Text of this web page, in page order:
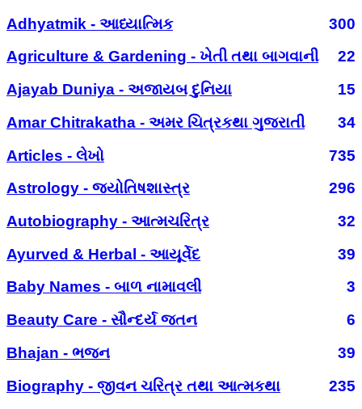
Adhyatmik - આધ્યાત્મિક
300
Agriculture & Gardening - ખેતી તથા બાગવાની
22
Ajayab Duniya - અજાયબ દુનિયા
15
Amar Chitrakatha - અમર ચિત્રકથા ગુજરાતી
34
Articles - લેખો
735
Astrology - જ્યોતિષશાસ્ત્ર
296
Autobiography - આત્મચરિત્ર
32
Ayurved & Herbal - આયૂર્વેદ
39
Baby Names - બાળ નામાવલી
3
Beauty Care - સૌન્દર્ય જતન
6
Bhajan - ભજન
39
Biography - જીવન ચરિત્ર તથા આત્મકથા
235